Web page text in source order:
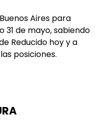
Aires para
de mayo, sabiendo
Reducido hoy y a
posiciones.